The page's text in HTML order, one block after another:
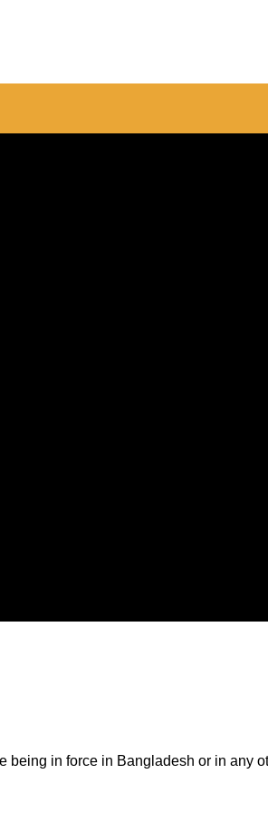
being in force in Bangladesh or in any